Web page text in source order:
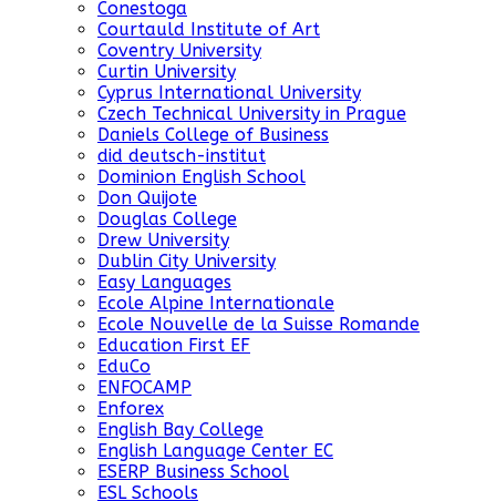
Conestoga
Courtauld Institute of Art
Coventry University
Curtin University
Cyprus International University
Czech Technical University in Prague
Daniels College of Business
did deutsch-institut
Dominion English School
Don Quijote
Douglas College
Drew University
Dublin City University
Easy Languages
Ecole Alpine Internationale
Ecole Nouvelle de la Suisse Romande
Education First EF
EduCo
ENFOCAMP
Enforex
English Bay College
English Language Center EC
ESERP Business School
ESL Schools